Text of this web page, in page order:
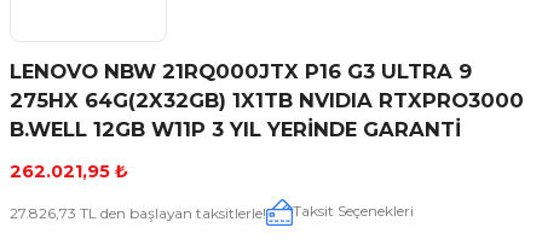
LENOVO NBW 21RQ000JTX P16 G3 ULTRA 9
275HX 64G(2X32GB) 1X1TB NVIDIA RTXPRO3000
B.WELL 12GB W11P 3 YIL YERİNDE GARANTİ
262.021,95 ₺
27.826,73 TL den başlayan taksitlerle! Taksit Seçenekleri